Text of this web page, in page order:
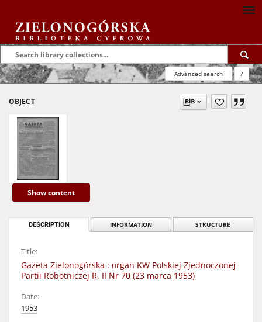
Advanced search ?
OBJECT
Show content
DESCRIPTION INFORMATION STRUCTURE
Title:
Gazeta Zielonogórska : organ KW Polskiej Zjednoczonej
Partii Robotniczej R. II Nr 70 (23 marca 1953)
Date:
1953